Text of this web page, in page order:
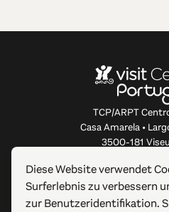
TCP/ARPT
Casa Amarela •
3500-181
ÜBER DIESE WEBSITE
Diese Website verwendet
Surferlebnis zu verbessern
zur Benutzeridentifikation.